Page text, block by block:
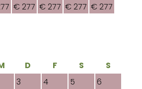
€ 277 € 277 € 277 € 277
D F S
S
3
4
5
6